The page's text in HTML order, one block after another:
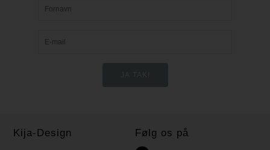
Kija-Design Følg os på